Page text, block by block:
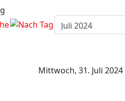
Mittwoch, 31. Juli 2024